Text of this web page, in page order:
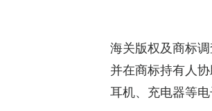
海关版权及商标
并在商标持有人
耳机、充电器等